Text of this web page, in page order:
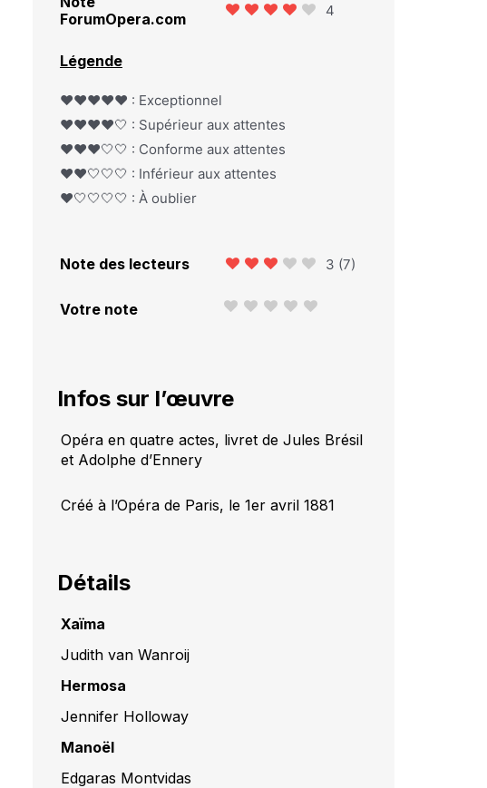
ForumOpera.com
4
Légende
❤️❤️❤️❤️❤️ : Exceptionnel
❤️❤️❤️❤️🤍 : Supérieur aux attentes
❤️❤️❤️🤍🤍 : Conforme aux attentes
❤️❤️🤍🤍🤍 : Inférieur aux attentes
❤️🤍🤍🤍🤍 : À oublier
Note des lecteurs 3 (7)
Votre note
Infos sur l’œuvre
Opéra en quatre actes, livret de Jules Brésil
et Adolphe d’Ennery
Créé à l’Opéra de Paris, le 1er avril 1881
Détails
Xaïma
Judith van Wanroij
Hermosa
Jennifer Holloway
Manoël
Edgaras Montvidas